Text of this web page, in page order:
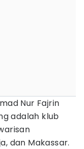
Nur Fajrin
adalah klub
dan Makassar.